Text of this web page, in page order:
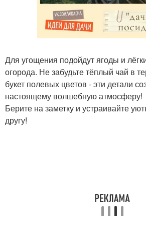
Для угощения подойдут ягоды и
огорода. Не забудьте тёплый чай в
букет полевых цветов - эти детали
настоящему волшебную атмосферу!
Берите на заметку и устраивайте
другу!